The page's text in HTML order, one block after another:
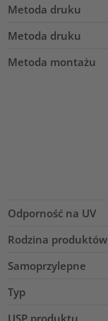
Metoda druku
Metoda druku
Metoda montażu
Odporność na UV
Rodzina produktów
Samoprzylepne
Typ